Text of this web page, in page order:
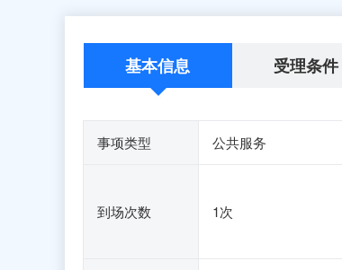
基本信息 受理条件
事项类型 公共服务
到场次数 1次